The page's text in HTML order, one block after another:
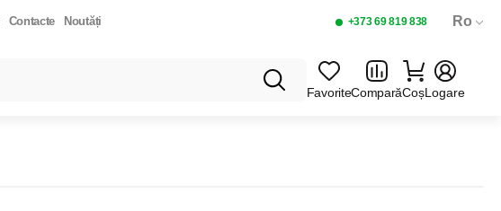
Contacte Noutăți +373 69 819 838 Ro
FavoriteComparăCoșLogare